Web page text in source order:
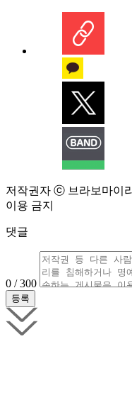
저작권자 ⓒ 브라보마이
이용 금지
댓글
0 / 300